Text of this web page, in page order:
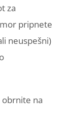
za
pripnete
neuspešni)
na